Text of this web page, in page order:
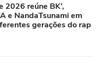
2026 reúne BK’,
e NandaTsunami em
gerações do rap